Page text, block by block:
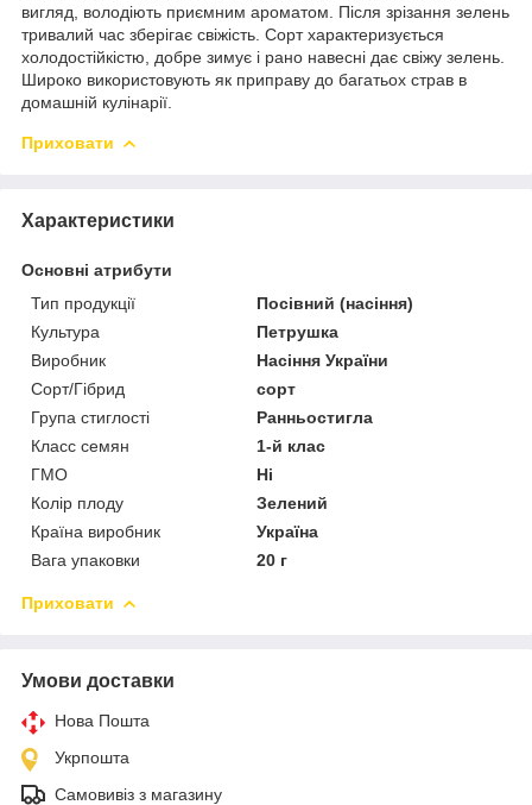
вигляд, володіють приємним ароматом. Після зрізання зелень
тривалий час зберігає свіжість. Сорт характеризується
холодостійкістю, добре зимує і рано навесні дає свіжу зелень.
Широко використовують як приправу до багатьох страв в
домашній кулінарії.
Приховати
Характеристики
Основні атрибути
Тип продукції
Посівний (насіння)
Культура
Петрушка
Виробник
Насіння України
Сорт/Гібрид
сорт
Група стиглості
Ранньостигла
Класс семян
1-й клас
ГМО
Ні
Колір плоду
Зелений
Країна виробник
Україна
Вага упаковки
20 г
Приховати
Умови доставки
Нова Пошта
Укрпошта
Самовивіз з магазину